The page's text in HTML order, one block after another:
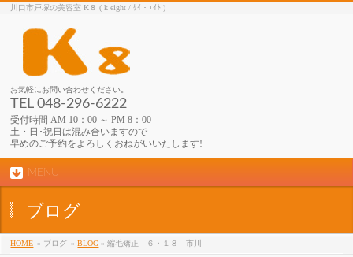
川口市戸塚の美容室 K８ ( k eight / ｹｲ・ｴｲﾄ )
お気軽にお問い合わせください。
TEL 048-296-6222
受付時間 AM 10：00 ～ PM 8：00
土・日･祝日は混み合いますので
早めのご予約をよろしくおねがいいたします!
MENU
ブログ
HOME » ブログ »BLOG » 縮毛矯正 ６・１８ 市川